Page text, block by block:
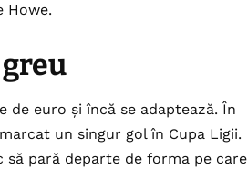
Howe.
de euro și încă se adaptează. În
un singur gol în Cupa Ligii.
pară departe de forma pe care